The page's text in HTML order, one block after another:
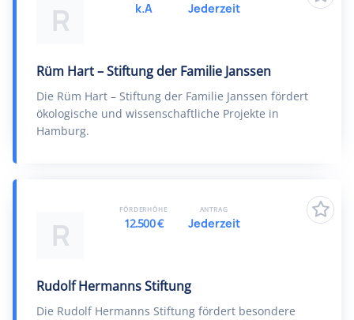
R
Rüm Hart – Stiftung der Familie Janssen
Die Rüm Hart – Stiftung der Familie Janssen fördert
ökologische und wissenschaftliche Projekte in
Hamburg.
k.A Jederzeit
R
Rudolf Hermanns Stiftung
Die Rudolf Hermanns Stiftung fördert besondere
FÖRDERHÖHE
12.500 €
ANTRAG
Jederzeit